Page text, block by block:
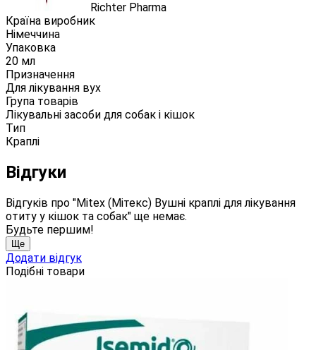
Richter Pharma
Країна виробник
Німеччина
Упаковка
20 мл
Призначення
Для лікування вух
Група товарів
Лікувальні засоби для собак і кішок
Тип
Краплі
Відгуки
Відгуків про "Mitex (Мітекс) Вушні краплі для лікування
отиту у кішок та собак" ще немає.
Будьте першим!
Ще
Додати відгук
Подібні товари